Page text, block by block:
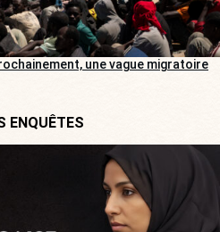
une vague migratoire
ENQUÊTES